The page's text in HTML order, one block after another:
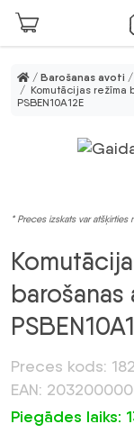
Skip to main
/ Barošanas avoti /
/ Komutācijas režīma
PSBEN10A12E
* Preces izskats var atšķirties
barošanas
Preces kods:
EAN:
Piegādes laiks: